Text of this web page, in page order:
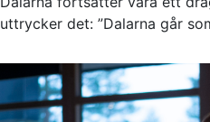
uttrycker det: ”Dalarna går